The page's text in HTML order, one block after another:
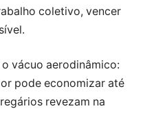
coletivo, vencer
vácuo aerodinâmico:
pode economizar até
revezam na